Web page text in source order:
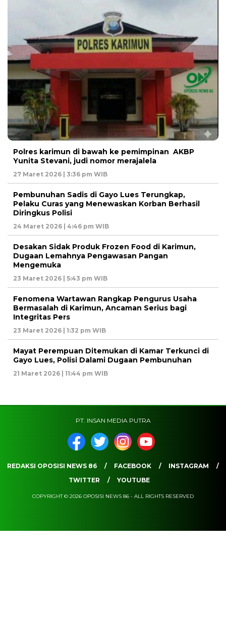
Polres karimun di bawah ke pemimpinan AKBP
Yunita Stevani, judi nomor merajalela
27 Maret 2026 | 3:36 pm WIB
Pembunuhan Sadis di Gayo Lues Terungkap,
Pelaku Curas yang Menewaskan Korban Berhasil
Diringkus Polisi
24 Maret 2026 | 4:46 pm WIB
Desakan Sidak Produk Frozen Food di Karimun,
Dugaan Lemahnya Pengawasan Pangan
Mengemuka
23 Maret 2026 | 5:43 pm WIB
Fenomena Wartawan Rangkap Pengurus Usaha
Bermasalah di Karimun, Ancaman Serius bagi
Integritas Pers
23 Maret 2026 | 1:32 pm WIB
Mayat Perempuan Ditemukan di Kamar Terkunci di
Gayo Lues, Polisi Dalami Dugaan Pembunuhan
21 Maret 2026 | 11:44 pm WIB
PT. INSAN MEDIA PUTRA
REDAKSI OPOSISI NEWS 86 FACEBOOK
INSTAGRAM
TWITTER
YOUTUBE
COPYRIGHT © 2026 OPOSISI NEWS 86 - ALL RIGHTS RESERVED